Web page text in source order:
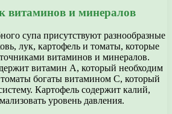
витаминов и минералов
супа присутствуют разнообразные
лук, картофель и томаты, которые
витаминов и минералов.
витамин А, который необходим
томаты богаты витамином С, который
Картофель содержит калий,
уровень давления.